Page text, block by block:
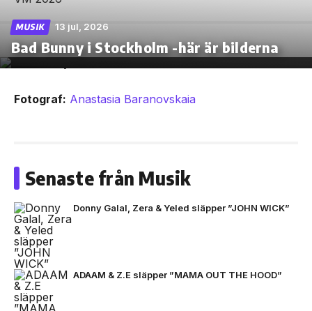
MUSIK 13 jul, 2026
Bad Bunny i Stockholm -här är bilderna
Fotograf: Anastasia Baranovskaia
Senaste från Musik
Donny Galal, Zera & Yeled släpper ”JOHN WICK”
ADAAM & Z.E släpper ”MAMA OUT THE HOOD”